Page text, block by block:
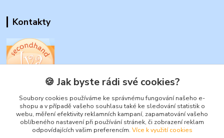
Kontakty
www.secondhand-iva.cz
Ivana Husáková
+420 315 695 684
(Po-Pá, 9-17 hod.)
🍪 Jak byste rádi své cookies?
Soubory cookies používáme ke správnému fungování našeho e-
shopu a v případě vašeho souhlasu také ke sledování statistik o
webu, měření efektivity reklamních kampaní, zapamatování vašeho
oblíbeného nastavení při používání stránek, či zobrazení reklam
odpovídajících vašim preferencím. Více k využití cookies